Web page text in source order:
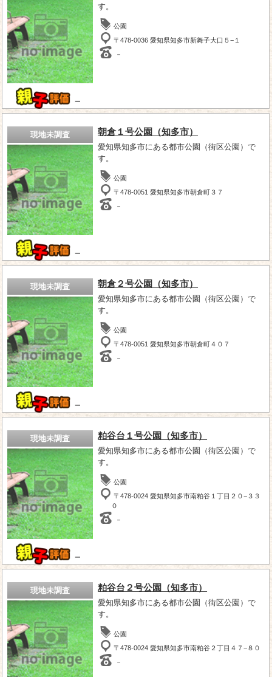
－
す。
公園
〒478-0036 愛知県知多市新舞子大口５−１
－
現地未調査
－
朝倉１号公園（知多市）
愛知県知多市にある都市公園（街区公園）で
す。
公園
〒478-0051 愛知県知多市朝倉町３７
－
現地未調査
－
朝倉２号公園（知多市）
愛知県知多市にある都市公園（街区公園）で
す。
公園
〒478-0051 愛知県知多市朝倉町４０７
－
現地未調査
－
粕谷台１号公園（知多市）
愛知県知多市にある都市公園（街区公園）で
す。
公園
〒478-0024 愛知県知多市南粕谷１丁目２０−３３
０
－
現地未調査 粕谷台２号公園（知多市）
愛知県知多市にある都市公園（街区公園）で
す。
公園
〒478-0024 愛知県知多市南粕谷２丁目４７−８０
－